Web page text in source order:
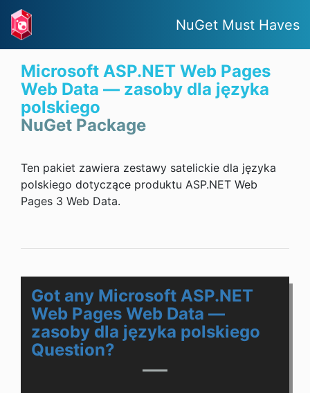
NuGet Must Haves
Microsoft ASP.NET Web Pages
Web Data — zasoby dla języka
polskiego
NuGet Package
Ten pakiet zawiera zestawy satelickie dla języka
polskiego dotyczące produktu ASP.NET Web
Pages 3 Web Data.
Got any Microsoft ASP.NET
Web Pages Web Data —
zasoby dla języka polskiego
Question?